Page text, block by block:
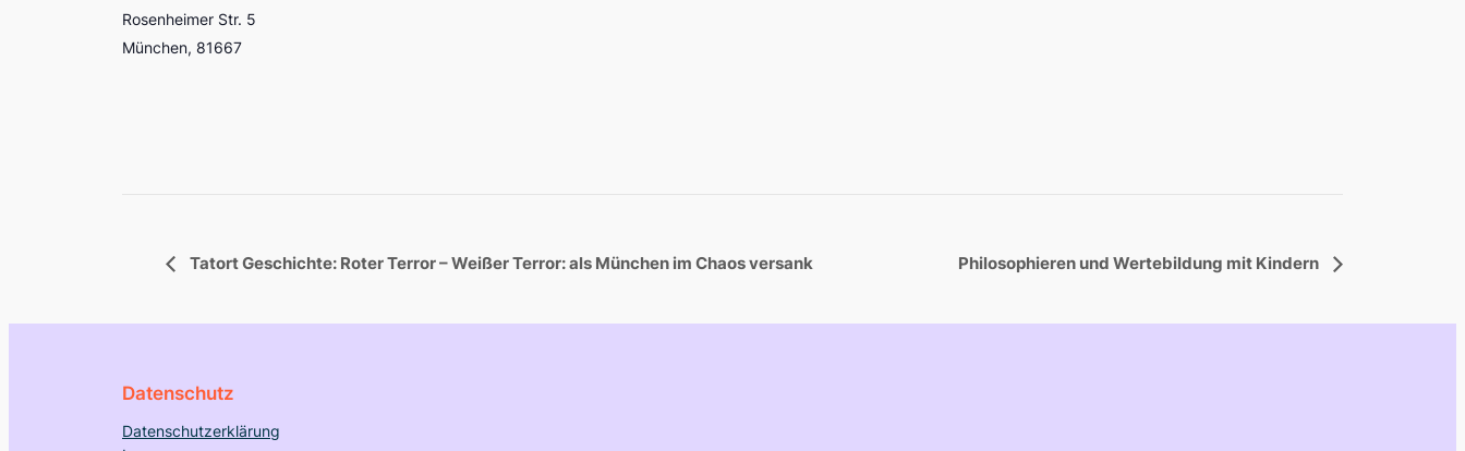
Rosenheimer Str. 5
München, 81667
Tatort Geschichte: Roter Terror – Weißer Terror: als München im Chaos versank Philosophieren und Wertebildung mit Kindern
Datenschutz
Datenschutzerklärung